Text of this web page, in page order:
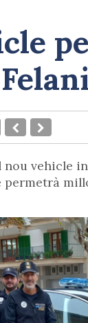
nou vehicle
permetrà